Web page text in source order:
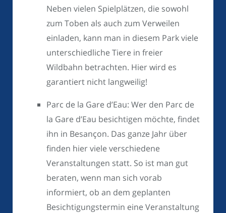
Neben vielen Spielplätzen, die sowohl
zum Toben als auch zum Verweilen
einladen, kann man in diesem Park viele
unterschiedliche Tiere in freier
Wildbahn betrachten. Hier wird es
garantiert nicht langweilig!
Parc de la Gare d’Eau: Wer den Parc de
la Gare d’Eau besichtigen möchte, findet
ihn in Besançon. Das ganze Jahr über
finden hier viele verschiedene
Veranstaltungen statt. So ist man gut
beraten, wenn man sich vorab
informiert, ob an dem geplanten
Besichtigungstermin eine Veranstaltung